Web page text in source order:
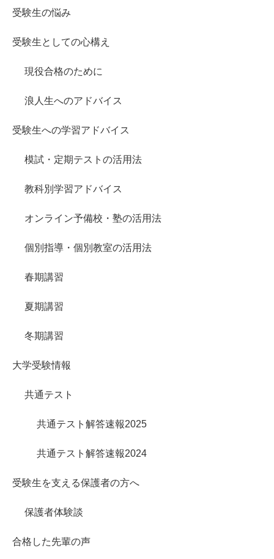
受験生の悩み
受験生としての心構え
現役合格のために
浪人生へのアドバイス
受験生への学習アドバイス
模試・定期テストの活用法
教科別学習アドバイス
オンライン予備校・塾の活用法
個別指導・個別教室の活用法
春期講習
夏期講習
冬期講習
大学受験情報
共通テスト
共通テスト解答速報2025
共通テスト解答速報2024
受験生を支える保護者の方へ
保護者体験談
合格した先輩の声